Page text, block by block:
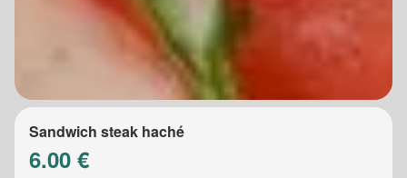
Sandwich steak haché
6.00 €